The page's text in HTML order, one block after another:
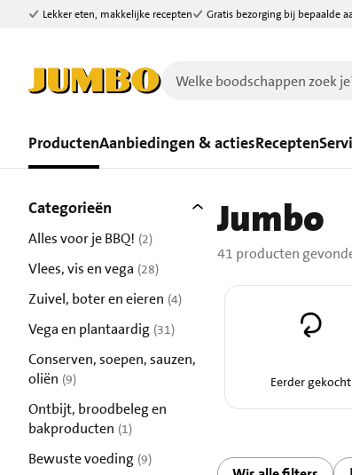
Ga naar zoeken
Ga naar hoofdinhoud
Lekker eten, makkelijke recepten Gratis bezorging bij bepaalde
ProductenAanbiedingen & actiesRecepten
41 producten gevonden.
Filters
Categorieën
Alles voor je BBQ! (2)
Vlees, vis en vega (28)
Zuivel, boter en eieren (4)
Vega en plantaardig (31)
Conserven, soepen, sauzen,
oliën (9)
Ontbijt, broodbeleg en
bakproducten (1)
Bewuste voeding (9)
Jumbo
41 producten
Eerder gekocht